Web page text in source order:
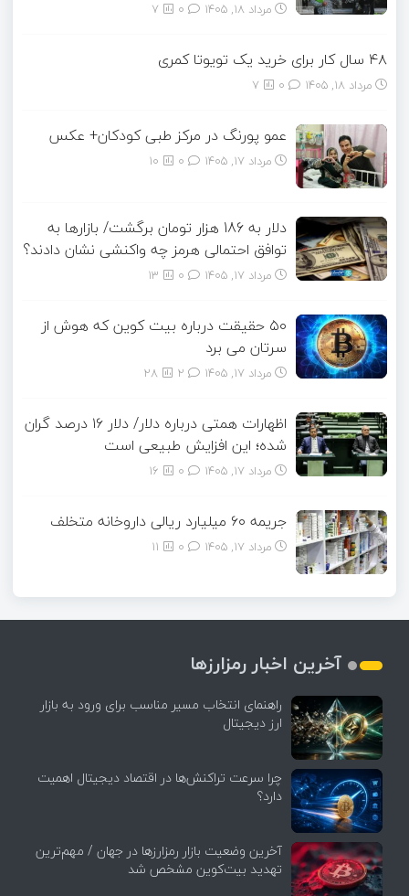
مرداد ۱۸, ۱۴۰۵ 7
۴۸ سال کار برای خرید یک تویوتا کمری
مرداد ۱۸, ۱۴۰۵ 7
عمو پورنگ در مرکز طبی کودکان+ عکس
مرداد ۱۷, ۱۴۰۵ 10
دلار به 186 هزار تومان برگشت/ بازارها به
توافق احتمالی هرمز چه واکنشی نشان دادند؟
مرداد ۱۷, ۱۴۰۵ 13
۵۰ حقیقت درباره بیت کوین که هوش از
سرتان می برد
مرداد ۱۷, ۱۴۰۵ 28
اظهارات همتی درباره دلار/ دلار ۱۶ درصد گران
شده؛ این افزایش طبیعی است
مرداد ۱۷, ۱۴۰۵ 16
جریمه ۶۰ میلیارد ریالی داروخانه متخلف
مرداد ۱۷, ۱۴۰۵ 11
آخرین اخبار رمزارزها
راهنمای انتخاب مسیر مناسب برای ورود به بازار
ارز دیجیتال
چرا سرعت تراکنش‌ها در اقتصاد دیجیتال اهمیت
دارد؟
آخرین وضعیت بازار رمزارزها در جهان / مهم‌ترین
تهدید بیت‌کوین مشخص شد